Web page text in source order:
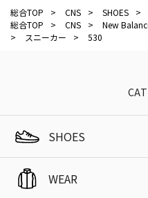
総合TOP > CNS > SHOES >
総合TOP
> CNS > New
>
スニーカー > 530
SHOES
WEAR